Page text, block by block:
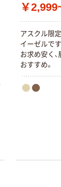
￥
アスクル限
イーゼルで
お求め安く
おすすめ。